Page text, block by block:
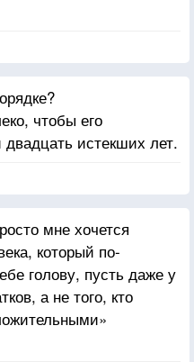
чтобы его
истекших лет.
мне хочется
который по-
голову, пусть даже у
а не того, кто